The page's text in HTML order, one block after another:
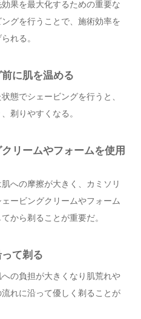
果を最大化するための重要な
グを行うことで、施術効率を
れる。
に肌を温める
態でシェービングを行うと、
剃りやすくなる。
リームやフォームを使用
への摩擦が大きく、カミソリ
ービングクリームやフォーム
から剃ることが重要だ。
て剃る
の負担が大きくなり肌荒れや
れに沿って優しく剃ることが